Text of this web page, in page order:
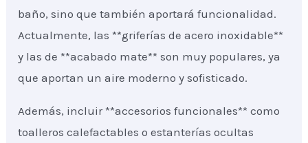
baño, sino que también aportará funcionalidad.
Actualmente, las **griferías de acero inoxidable**
y las de **acabado mate** son muy populares, ya
que aportan un aire moderno y sofisticado.
Además, incluir **accesorios funcionales** como
toalleros calefactables o estanterías ocultas